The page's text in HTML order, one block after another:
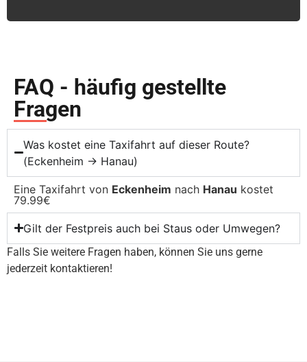
FAQ - häufig gestellte
Fragen
Was kostet eine Taxifahrt auf dieser Route?
(Eckenheim → Hanau)
Eine Taxifahrt von Eckenheim nach Hanau kostet
79.99€
Gilt der Festpreis auch bei Staus oder Umwegen?
Falls Sie weitere Fragen haben, können Sie uns gerne
jederzeit kontaktieren!